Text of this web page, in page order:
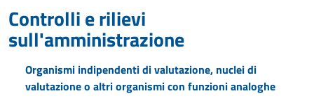
Controlli e rilievi
sull'amministrazione
Organismi indipendenti di valutazione, nuclei di
valutazione o altri organismi con funzioni analoghe